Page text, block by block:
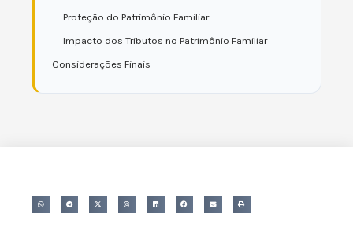
Proteção do Patrimônio Familiar
Impacto dos Tributos no Patrimônio Familiar
Considerações Finais